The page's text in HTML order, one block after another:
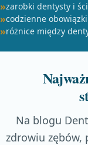
zarobki dentysty i
codzienne
różnice między
Na blogu
zdrowiu zębów,